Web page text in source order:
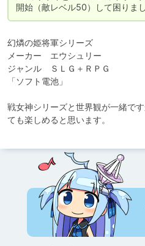
開始（敵レベル50）して困りま
幻燐の姫将軍シリーズ
メーカー　エウシュリー
ジャンル　ＳＬＧ＋ＲＰＧ
「ソフト電池」
戦女神シリーズと世界観が一緒で
ても楽しめると思います。